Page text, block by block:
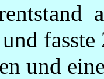
fasste
und